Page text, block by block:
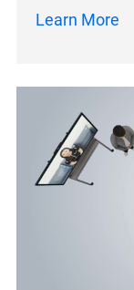
Learn More